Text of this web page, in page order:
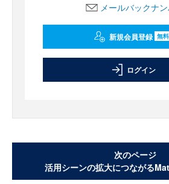
メールバックナ
新規会員登録 無料
ログイン
次のページ
活用シーンの拡大につながる